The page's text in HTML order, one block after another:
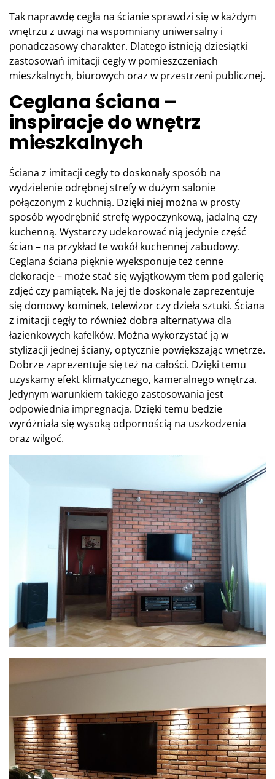
Tak naprawdę cegła na ścianie sprawdzi się w każdym
wnętrzu z uwagi na wspomniany uniwersalny i
ponadczasowy charakter. Dlatego istnieją dziesiątki
zastosowań imitacji cegły w pomieszczeniach
mieszkalnych, biurowych oraz w przestrzeni publicznej.
Ceglana ściana –
inspiracje do wnętrz
mieszkalnych
Ściana z imitacji cegły to doskonały sposób na
wydzielenie odrębnej strefy w dużym salonie
połączonym z kuchnią. Dzięki niej można w prosty
sposób wyodrębnić strefę wypoczynkową, jadalną czy
kuchenną. Wystarczy udekorować nią jedynie część
ścian – na przykład te wokół kuchennej zabudowy.
Ceglana ściana pięknie wyeksponuje też cenne
dekoracje – może stać się wyjątkowym tłem pod galerię
zdjęć czy pamiątek. Na jej tle doskonale zaprezentuje
się domowy kominek, telewizor czy dzieła sztuki. Ściana
z imitacji cegły to również dobra alternatywa dla
łazienkowych kafelków. Można wykorzystać ją w
stylizacji jednej ściany, optycznie powiększając wnętrze.
Dobrze zaprezentuje się też na całości. Dzięki temu
uzyskamy efekt klimatycznego, kameralnego wnętrza.
Jedynym warunkiem takiego zastosowania jest
odpowiednia impregnacja. Dzięki temu będzie
wyróżniała się wysoką odpornością na uszkodzenia
oraz wilgoć.